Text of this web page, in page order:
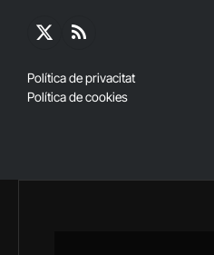
X
RSS
Política de privacitat
Política de cookies